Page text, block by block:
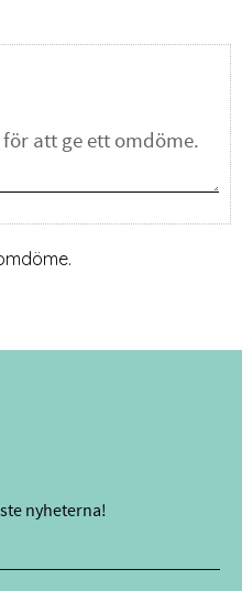
nyheterna!